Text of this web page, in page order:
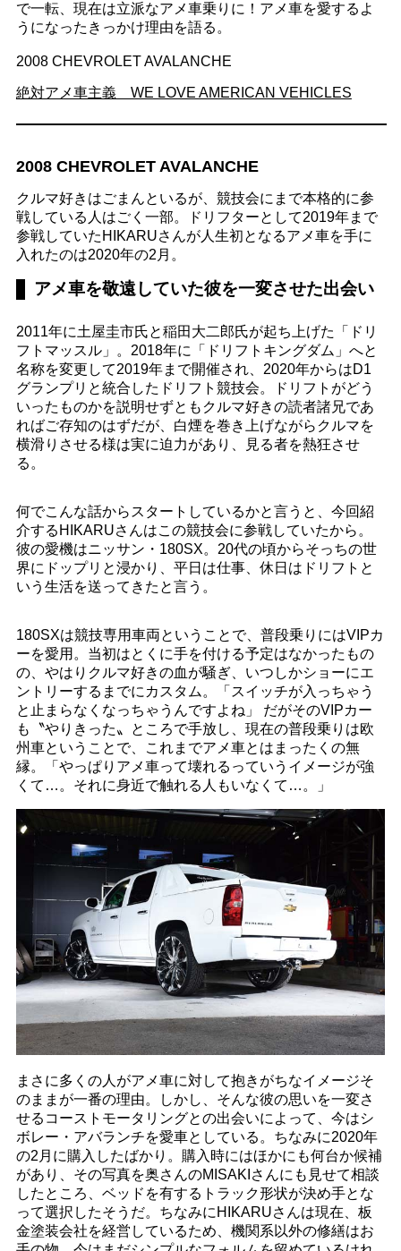
で一転、現在は立派なアメ車乗りに！アメ車を愛するよ
うになったきっかけ理由を語る。
2008 CHEVROLET AVALANCHE
絶対アメ車主義 WE LOVE AMERICAN VEHICLES
2008 CHEVROLET AVALANCHE
クルマ好きはごまんといるが、競技会にまで本格的に参
戦している人はごく一部。ドリフターとして2019年まで
参戦していたHIKARUさんが人生初となるアメ車を手に
入れたのは2020年の2月。
アメ車を敬遠していた彼を一変させた出会い
2011年に土屋圭市氏と稲田大二郎氏が起ち上げた「ドリ
フトマッスル」。2018年に「ドリフトキングダム」へと
名称を変更して2019年まで開催され、2020年からはD1
グランプリと統合したドリフト競技会。ドリフトがどう
いったものかを説明せずともクルマ好きの読者諸兄であ
ればご存知のはずだが、白煙を巻き上げながらクルマを
横滑りさせる様は実に迫力があり、見る者を熱狂させ
る。
何でこんな話からスタートしているかと言うと、今回紹
介するHIKARUさんはこの競技会に参戦していたから。
彼の愛機はニッサン・180SX。20代の頃からそっちの世
界にドップリと浸かり、平日は仕事、休日はドリフトと
いう生活を送ってきたと言う。
180SXは競技専用車両ということで、普段乗りにはVIPカ
ーを愛用。当初はとくに手を付ける予定はなかったもの
の、やはりクルマ好きの血が騒ぎ、いつしかショーにエ
ントリーするまでにカスタム。「スイッチが入っちゃう
と止まらなくなっちゃうんですよね」 だがそのVIPカー
も〝やりきった〟ところで手放し、現在の普段乗りは欧
州車ということで、これまでアメ車とはまったくの無
縁。「やっぱりアメ車って壊れるっていうイメージが強
くて…。それに身近で触れる人もいなくて…。」
まさに多くの人がアメ車に対して抱きがちなイメージそ
のままが一番の理由。しかし、そんな彼の思いを一変さ
せるコーストモータリングとの出会いによって、今はシ
ボレー・アバランチを愛車としている。ちなみに2020年
の2月に購入したばかり。購入時にはほかにも何台か候補
があり、その写真を奥さんのMISAKIさんにも見せて相談
したところ、ベッドを有するトラック形状が決め手とな
って選択したそうだ。ちなみにHIKARUさんは現在、板
金塗装会社を経営しているため、機関系以外の修繕はお